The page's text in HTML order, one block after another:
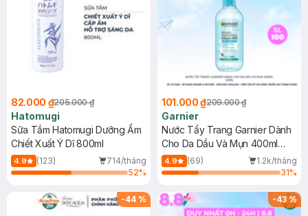
82.000 ₫205.000 ₫
Hatomugi
Sữa Tắm Hatomugi Dưỡng Ẩm
Chiết Xuất Ý Dĩ 800ml
4.9 (123)
714/tháng
52%
101.000 ₫209.000 ₫
Garnier
Nước Tẩy Trang Garnier Dành
Cho Da Dầu Và Mụn 400ml
(Mới)
4.9 (69)
1.2k/tháng
31%
-44 % -43%